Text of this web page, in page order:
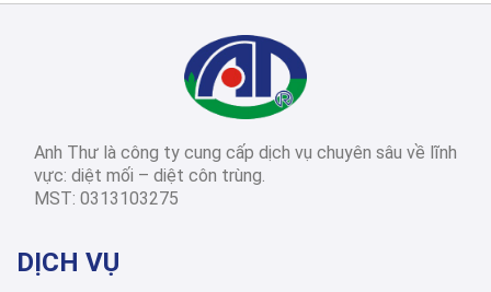
Diệt côn trùng các
tỉnh thành
2026-03-03
Diệt côn trùng các
tỉnh thành
Anh Thư là công ty cung cấp dịch vụ chuyên sâu về lĩnh
vực: diệt mối – diệt côn trùng.
MST: 0313103275
DỊCH VỤ